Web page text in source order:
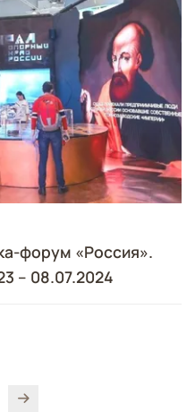
форум «Россия».
– 08.07.2024